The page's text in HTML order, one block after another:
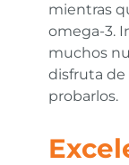
mientras
omega-3.
muchos
disfruta de
probarlos.